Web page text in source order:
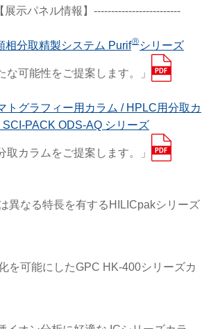
展示パネル情報】-------------------------
相分取精製システム PurifⓇ シリーズ
可能性をご提案します。」
トグラフィー用カラム / HPLC用分取カ
SCI-PACK ODS-AQ シリーズ
カラムをご提案します。」
異なる特長を有するHILICpakシリーズ
を可能にしたGPC HK-400シリーズカ